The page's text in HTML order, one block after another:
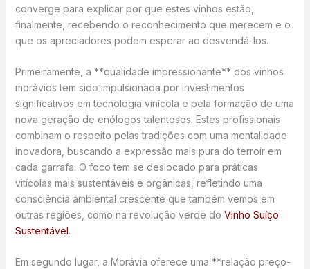
converge para explicar por que estes vinhos estão,
finalmente, recebendo o reconhecimento que merecem e o
que os apreciadores podem esperar ao desvendá-los.
Primeiramente, a **qualidade impressionante** dos vinhos
morávios tem sido impulsionada por investimentos
significativos em tecnologia vinícola e pela formação de uma
nova geração de enólogos talentosos. Estes profissionais
combinam o respeito pelas tradições com uma mentalidade
inovadora, buscando a expressão mais pura do terroir em
cada garrafa. O foco tem se deslocado para práticas
vitícolas mais sustentáveis e orgânicas, refletindo uma
consciência ambiental crescente que também vemos em
outras regiões, como na revolução verde do Vinho Suíço
Sustentável.
Em segundo lugar, a Morávia oferece uma **relação preço-